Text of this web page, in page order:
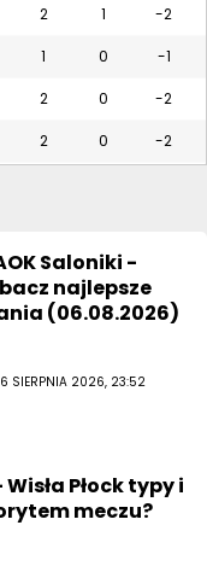
2 1 -2
1 0 -1
2 0 -2
2 0 -2
Saloniki -
najlepsze
(06.08.2026)
SIERPNIA 2026, 23:52
Płock typy i
meczu?